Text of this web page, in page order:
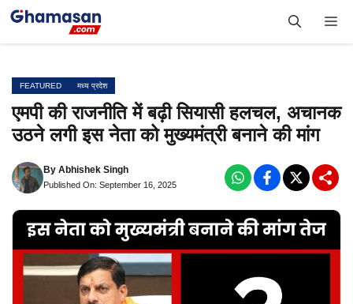
Skip
FEATURED मध्य प्रदेश
एमपी की राजनीति में बढ़ी सियासी हलचल, अचानक
उठने लगी इस नेता को मुख्यमंत्री बनाने की मांग
By Abhishek Singh
Published On: September 16, 2025